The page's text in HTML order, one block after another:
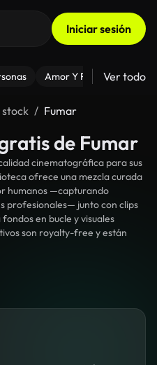
Iniciar sesión
Amor Y Relaciones
Ver todo
stock Fumar
de Fumar
cinematográfica para sus
ofrece una mezcla curada
humanos —capturando
profesionales— junto con clips
en bucle y visuales
son royalty-free y están